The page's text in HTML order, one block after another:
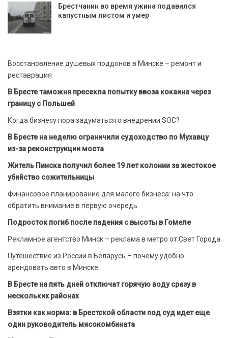
Брестчанин во время ужина подавился
капустным листом и умер
Восстановление душевых поддонов в Минске – ремонт и
реставрация
В Бресте таможня пресекла попытку ввоза кокаина через
границу с Польшей
Когда бизнесу пора задуматься о внедрении SOC?
В Бресте на неделю ограничили судоходство по Мухавцу
из-за реконструкции моста
Житель Пинска получил более 19 лет колонии за жестокое
убийство сожительницы
Финансовое планирование для малого бизнеса: на что
обратить внимание в первую очередь
Подросток погиб после падения с высоты в Гомеле
Рекламное агентство Минск – реклама в метро от Свет Города
Путешествие из России в Беларусь – почему удобно
арендовать авто в Минске
В Бресте на пять дней отключат горячую воду сразу в
нескольких районах
Взятки как норма: в Брестской области под суд идет еще
один руководитель мясокомбината